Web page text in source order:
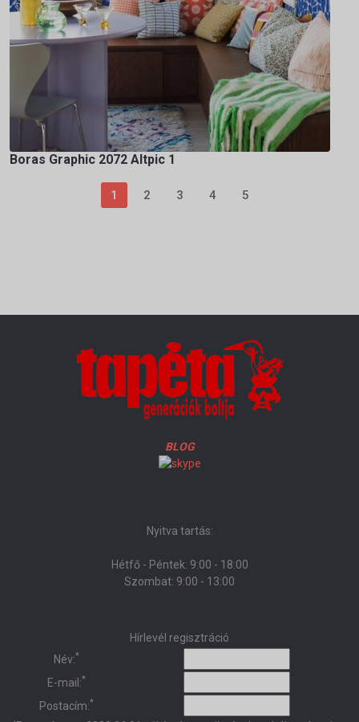
Boras Graphic 2072 Altpic 1
1 2 3 4 5
BLOG
Nyitva tartás:
Hétfő - Péntek: 9:00 - 18:00
Szombat: 9:00 - 13:00
Hírlevél regisztráció
Név:*
E-mail:*
Postacím:*